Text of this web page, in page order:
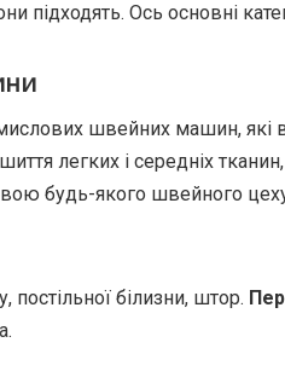
підходять. Ось основні
швейних машин, які
легких і середніх
будь-якого швейного цеху,
постільної білизни, штор.